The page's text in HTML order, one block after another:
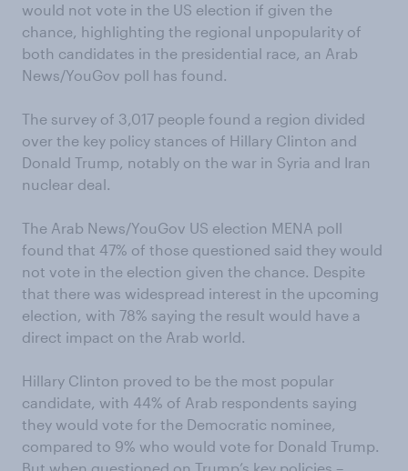
would not vote in the US election if given the
chance, highlighting the regional unpopularity of
both candidates in the presidential race, an Arab
News/YouGov poll has found.
The survey of 3,017 people found a region divided
over the key policy stances of Hillary Clinton and
Donald Trump, notably on the war in Syria and Iran
nuclear deal.
The Arab News/YouGov US election MENA poll
found that 47% of those questioned said they would
not vote in the election given the chance. Despite
that there was widespread interest in the upcoming
election, with 78% saying the result would have a
direct impact on the Arab world.
Hillary Clinton proved to be the most popular
candidate, with 44% of Arab respondents saying
they would vote for the Democratic nominee,
compared to 9% who would vote for Donald Trump.